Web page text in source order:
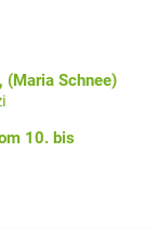
(Maria Schnee)
10. bis